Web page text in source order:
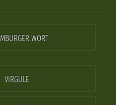
WORT
VIRGULE